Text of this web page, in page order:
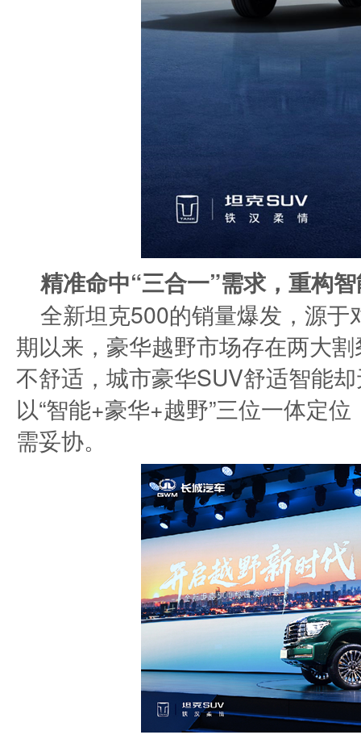
精准命中“三合一”需求，重构
全新坦克500的销量爆发，源
期以来，豪华越野市场存在两大
不舒适，城市豪华SUV舒适智能
以“智能+豪华+越野”三位一体定
需妥协。​